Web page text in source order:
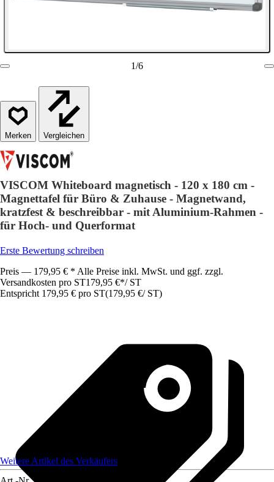
1/6
Vergleichen
VISCOM Whiteboard magnetisch - 120 x 180 cm -
Magnettafel für Büro & Zuhause - Magnetwand,
kratzfest & beschreibbar - mit Aluminium-Rahmen -
für Hoch- und Querformat
Erste Bewertung schreiben
Preis — 179,95 € * Alle Preise inkl. MwSt. und ggf. zzgl.
Versandkosten pro ST179,95 €*/ ST
Entspricht 179,95 € pro ST(179,95 €/ ST)
Weitere Artikel des Verkäufers